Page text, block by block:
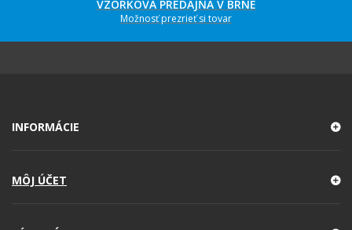
VZORKOVÁ PREDAJŇA V BRNE
Možnosť prezrieť si tovar
INFORMÁCIE
MÔJ ÚČET